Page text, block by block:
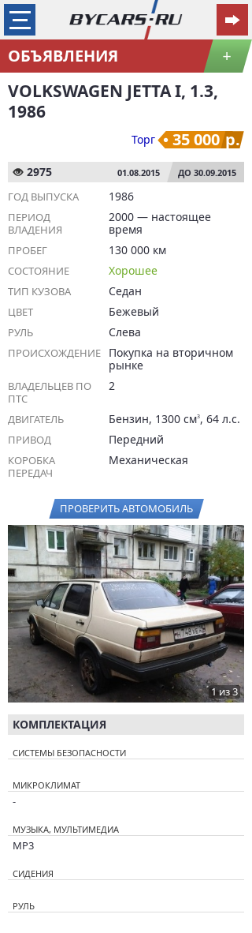
ОБЪЯВЛЕНИЯ +
VOLKSWAGEN JETTA I, 1.3,
1986
Торг 35 000 р.
2975 01.08.2015 ДО 30.09.2015
ГОД ВЫПУСКА 1986
ПЕРИОД
ВЛАДЕНИЯ
2000 — настоящее
время
ПРОБЕГ 130 000 км
СОСТОЯНИЕ Хорошее
ТИП КУЗОВА Седан
ЦВЕТ Бежевый
РУЛЬ Слева
ПРОИСХОЖДЕНИЕ
Покупка на вторичном
рынке
ВЛАДЕЛЬЦЕВ ПО
ПТС
2
ДВИГАТЕЛЬ Бензин, 1300 см3, 64 л.с.
ПРИВОД Передний
КОРОБКА
ПЕРЕДАЧ
Механическая
ПРОВЕРИТЬ АВТОМОБИЛЬ
1 из 3
КОМПЛЕКТАЦИЯ
СИСТЕМЫ БЕЗОПАСНОСТИ
МИКРОКЛИМАТ
-
МУЗЫКА, МУЛЬТИМЕДИА
MP3
СИДЕНИЯ
РУЛЬ